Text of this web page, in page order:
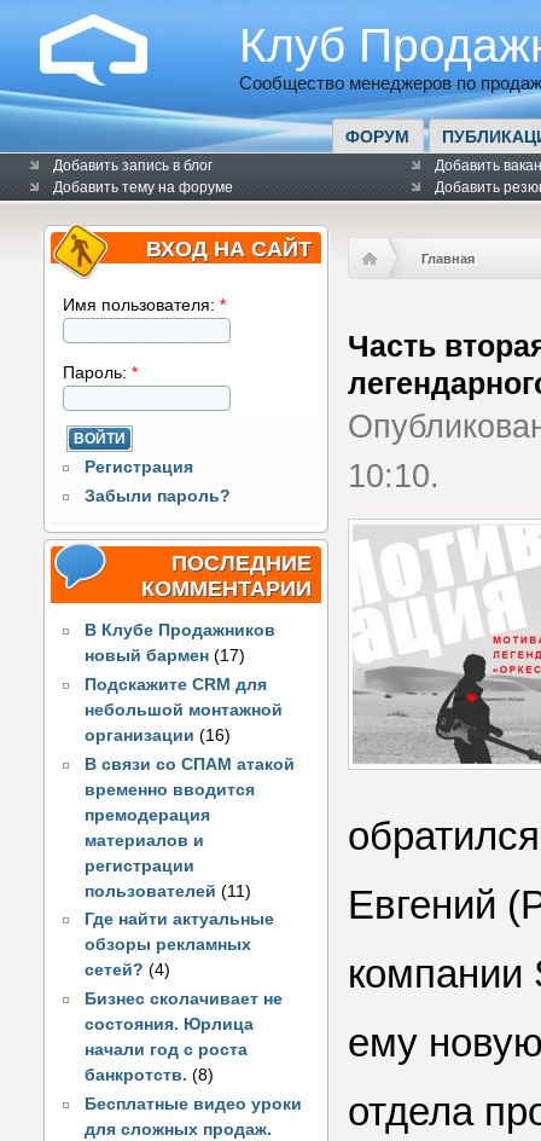
Клуб
Сообщество менеджеров по
ФОРУМ
Добавить запись в блог
Добавить тему на форуме
Добавить
Добавить
ВХОД НА САЙТ
Имя пользователя: *
Пароль: *
Регистрация
Забыли пароль?
ПОСЛЕДНИЕ
КОММЕНТАРИИ
В Клубе Продажников
новый бармен (17)
Подскажите CRM для
небольшой монтажной
организации (16)
В связи со СПАМ атакой
временно вводится
премодерация
материалов и
регистрации
пользователей(11)
Где найти актуальные
обзоры рекламных
сетей? (4)
Бизнес сколачивает не
состояния. Юрлица
начали год с роста
банкротств. (8)
Бесплатные видео уроки
для сложных продаж.
Главная
Часть
10:10.
Евгений
компании
ему
отдела